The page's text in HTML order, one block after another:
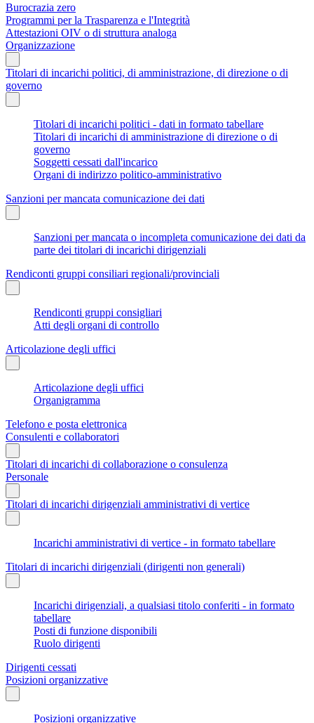
Burocrazia zero
Programmi per la Trasparenza e l'Integrità
Attestazioni OIV o di struttura analoga
Organizzazione
Titolari di incarichi politici, di amministrazione, di direzione o di
governo
Titolari di incarichi politici - dati in formato tabellare
Titolari di incarichi di amministrazione di direzione o di
governo
Soggetti cessati dall'incarico
Organi di indirizzo politico-amministrativo
Sanzioni per mancata comunicazione dei dati
Sanzioni per mancata o incompleta comunicazione dei dati da
parte dei titolari di incarichi dirigenziali
Rendiconti gruppi consiliari regionali/provinciali
Rendiconti gruppi consigliari
Atti degli organi di controllo
Articolazione degli uffici
Articolazione degli uffici
Organigramma
Telefono e posta elettronica
Consulenti e collaboratori
Titolari di incarichi di collaborazione o consulenza
Personale
Titolari di incarichi dirigenziali amministrativi di vertice
Incarichi amministrativi di vertice - in formato tabellare
Titolari di incarichi dirigenziali (dirigenti non generali)
Incarichi dirigenziali, a qualsiasi titolo conferiti - in formato
tabellare
Posti di funzione disponibili
Ruolo dirigenti
Dirigenti cessati
Posizioni organizzative
Posizioni organizzative